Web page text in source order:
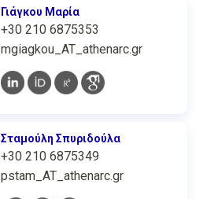
Γιάγκου Μαρία
+30 210 6875353
mgiagkou_AT_athenarc.gr
Σταμούλη Σπυριδούλα
+30 210 6875349
pstam_AT_athenarc.gr